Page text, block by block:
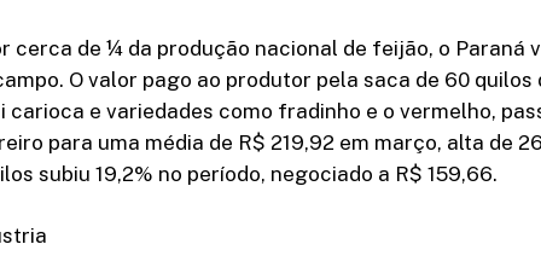
cerca de ¼ da produção nacional de feijão, o Paraná
O valor pago ao produtor pela saca de 60 quilos
carioca e variedades como fradinho e o vermelho,
para uma média de R$ 219,92 em março, alta de
subiu 19,2% no período, negociado a R$ 159,66.